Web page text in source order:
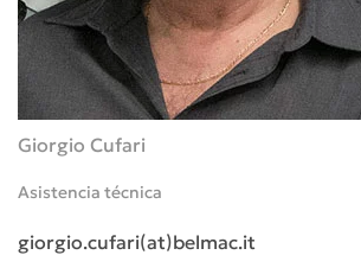
Giorgio Cufari
Asistencia técnica
giorgio.cufari(at)belmac.it